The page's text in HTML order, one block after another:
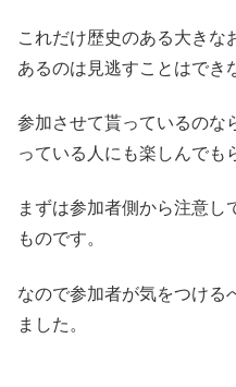
これだけ歴史のある大きな
あるのは見逃すことはでき
参加させて貰っているのな
っている人にも楽しんでも
まずは参加者側から注意し
ものです。
なので参加者が気をつける
ました。